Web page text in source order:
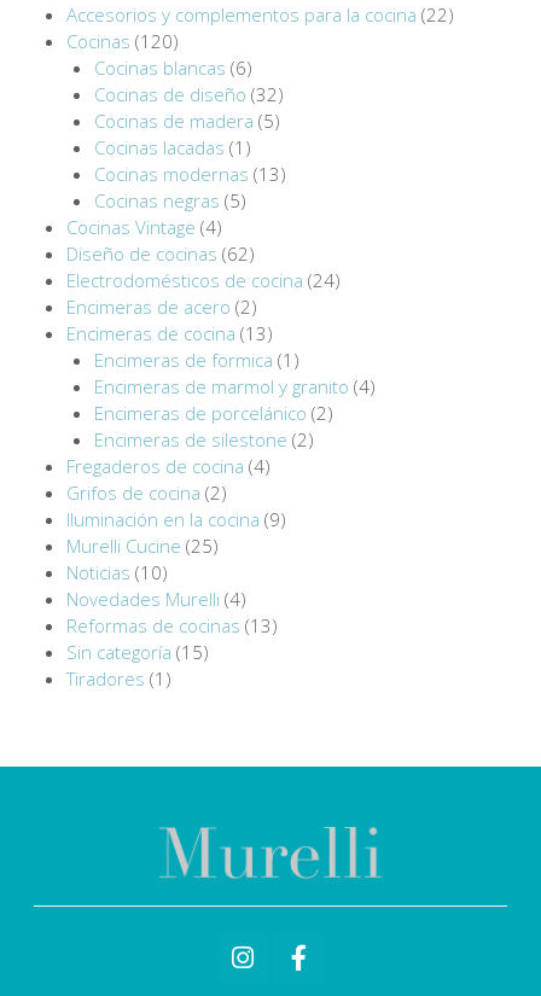
Accesorios y complementos para la cocina (22)
Cocinas (120)
Cocinas blancas (6)
Cocinas de diseño (32)
Cocinas de madera (5)
Cocinas lacadas (1)
Cocinas modernas (13)
Cocinas negras (5)
Cocinas Vintage (4)
Diseño de cocinas (62)
Electrodomésticos de cocina (24)
Encimeras de acero (2)
Encimeras de cocina (13)
Encimeras de formica (1)
Encimeras de marmol y granito (4)
Encimeras de porcelánico (2)
Encimeras de silestone (2)
Fregaderos de cocina (4)
Grifos de cocina (2)
Iluminación en la cocina (9)
Murelli Cucine (25)
Noticias (10)
Novedades Murelli (4)
Reformas de cocinas (13)
Sin categoría (15)
Tiradores (1)